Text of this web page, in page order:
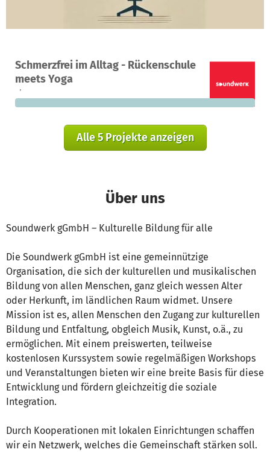
Schmerzfrei im Alltag - Rückenschule
meets Yoga
Ein Projekt in Bad Saulgau, Deutschland
0 0 %
fehlen noch
Alle 5 Projekte anzeigen
Über uns
Soundwerk gGmbH – Kulturelle Bildung für alle
Die Soundwerk gGmbH ist eine gemeinnützige
Organisation, die sich der kulturellen und musikalischen
Bildung von allen Menschen, ganz gleich wessen Alter
oder Herkunft, im ländlichen Raum widmet. Unsere
Mission ist es, allen Menschen den Zugang zur kulturellen
Bildung und Entfaltung, obgleich Musik, Kunst, o.ä., zu
ermöglichen. Mit einem preiswerten, teilweise
kostenlosen Kurssystem sowie regelmäßigen Workshops
und Veranstaltungen bieten wir eine breite Basis für diese
Entwicklung und fördern gleichzeitig die soziale
Integration.
Durch Kooperationen mit lokalen Einrichtungen schaffen
wir ein Netzwerk, welches die Gemeinschaft stärken soll.